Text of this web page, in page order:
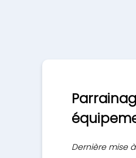
Dernière mise